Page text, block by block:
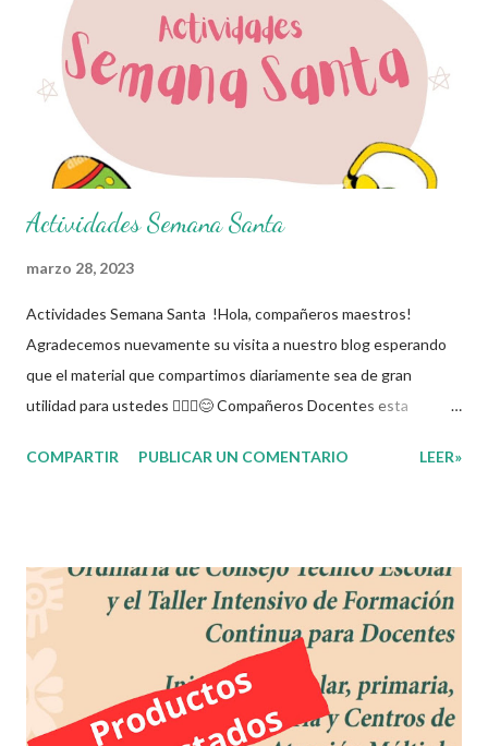
También agradecemos a los creadores de los diferentes
materiales que hacen que todo esto sea posible, recordándoles
que nosotros solo los compartimos con fines educativos,
didácticos e informativos. ☺️ Obtén documento completo aquí
👇👇👇 Actividades Día Mundia...
Actividades Semana Santa
marzo 28, 2023
Actividades Semana Santa !Hola, compañeros maestros!
Agradecemos nuevamente su visita a nuestro blog esperando
que el material que compartimos diariamente sea de gran
utilidad para ustedes 🙋🏽‍♂️😊 Compañeros Docentes esta
santa donde encontrarán una serie de ejercicios, videos
didacticas, recuerden que nosotros solo los compartimos con
fines educativos, didácticos e informativos.😊 Obtén
documento completo aquí 👇👇👇 Actividades Semana Santa
COMPARTIR PUBLICAR UN COMENTARIO LEER»